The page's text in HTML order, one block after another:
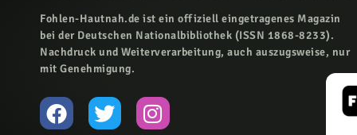
Fohlen-Hautnah.de ist ein offiziell eingetragenes Magazin
bei der Deutschen Nationalbibliothek (ISSN 1868-8233).
Nachdruck und Weiterverarbeitung, auch auszugsweise, nur
mit Genehmigung.